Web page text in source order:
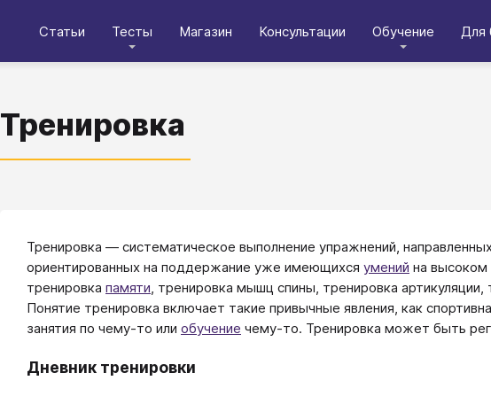
Статьи Тесты Магазин Консультации Обучение Для
Тренировка
Тренировка ― систематическое выполнение упражнений,
ориентированных на поддержание уже имеющихся умений на высоком
тренировка памяти, тренировка мышц спины, тренировка артикуляции,
Понятие тренировка включает такие привычные явления, как
занятия по чему-то или обучение чему-то. Тренировка может быть
Дневник тренировки